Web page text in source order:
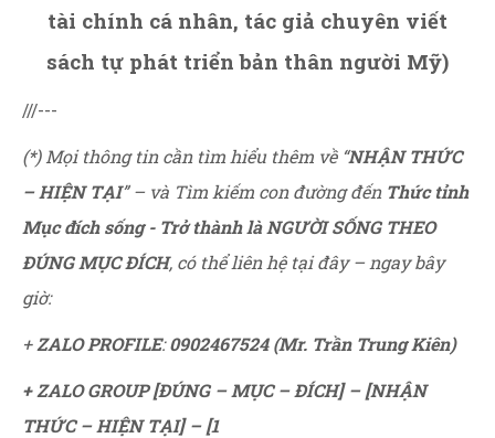
tài chính cá nhân, tác giả chuyên viết
sách tự phát triển bản thân người Mỹ)
///---
(*) Mọi thông tin cần tìm hiểu thêm về “NHẬN THỨC
– HIỆN TẠI” – và Tìm kiếm con đường đến Thức tỉnh
Mục đích sống - Trở thành là NGƯỜI SỐNG THEO
ĐÚNG MỤC ĐÍCH, có thể liên hệ tại đây – ngay bây
giờ:
+ZALO PROFILE:0902467524 (Mr. Trần Trung Kiên)
+ ZALO GROUP [ĐÚNG – MỤC – ĐÍCH] – [NHẬN
THỨC – HIỆN TẠI] – [1